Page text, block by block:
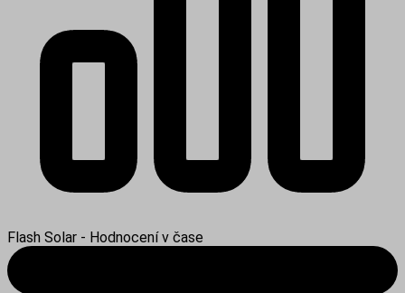
Flash Solar - Hodnocení v čase